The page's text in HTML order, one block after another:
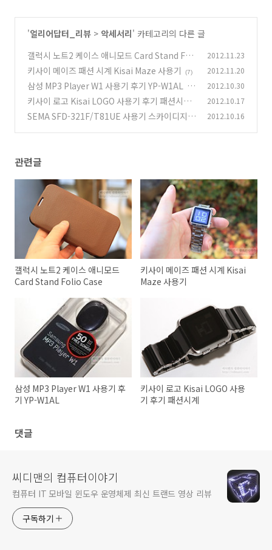
'얼리어답터_리뷰 > 악세서리' 카테고리의 다른 글
갤럭시 노트2 케이스 애니모드 Card Stand Foli
o Case (7)
2012.11.23
키사이 메이즈 패션 시계 Kisai Maze 사용기 (7) 2012.11.20
삼성 MP3 Player W1 사용기 후기 YP-W1AL
(1
3)
2012.10.30
키사이 로고 Kisai LOGO 사용기 후기 패션시계
(13)
2012.10.17
SEMA SFD-321F/T81UE 사용기 스카이디지털
2012.10.16
관련글
갤럭시 노트2 케이스 애니모드
Card Stand Folio Case
키사이 메이즈 패션 시계 Kisai
Maze 사용기
삼성 MP3 Player W1 사용기 후
기 YP-W1AL
키사이 로고 Kisai LOGO 사용
기 후기 패션시계
댓글
씨디맨의 컴퓨터이야기
컴퓨터 IT 모바일 윈도우 운영체제 최신 트랜드 영상 리뷰
구독하기